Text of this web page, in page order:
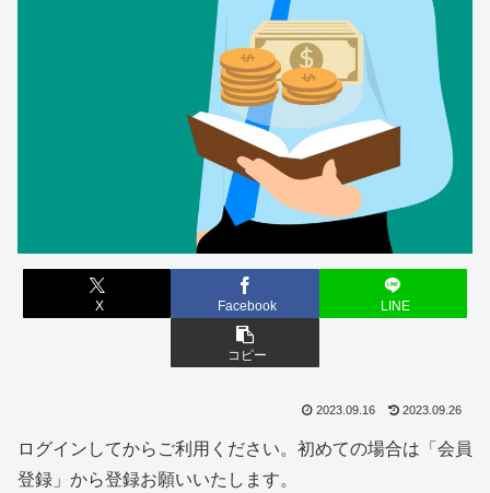
X Facebook LINE
コピー
2023.09.16 2023.09.26
ログインしてからご利用ください。初めての場合は「会員
登録」から登録お願いいたします。